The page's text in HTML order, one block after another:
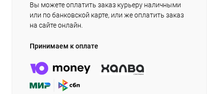
Вы можете оплатить заказ курьеру наличными
или по банковской карте, или же оплатить заказ
на сайте онлайн.
Принимаем к оплате